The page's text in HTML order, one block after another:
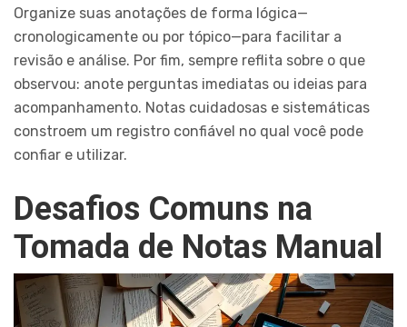
Organize suas anotações de forma lógica—
cronologicamente ou por tópico—para facilitar a
revisão e análise. Por fim, sempre reflita sobre o que
observou: anote perguntas imediatas ou ideias para
acompanhamento. Notas cuidadosas e sistemáticas
constroem um registro confiável no qual você pode
confiar e utilizar.
Desafios Comuns na
Tomada de Notas Manual